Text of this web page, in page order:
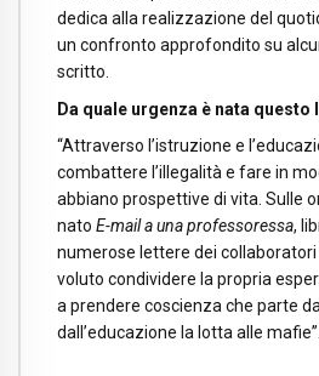
dedica alla realizzazione del
un confronto approfondito su
scritto.
Da quale urgenza è nata questo
“Attraverso l’istruzione e
combattere l’illegalità e fare in
abbiano prospettive di vita. Sulle
nato E-mail a una professoressa,
numerose lettere dei
voluto condividere la propria
a prendere coscienza che parte
dall’educazione la lotta alle mafie”.